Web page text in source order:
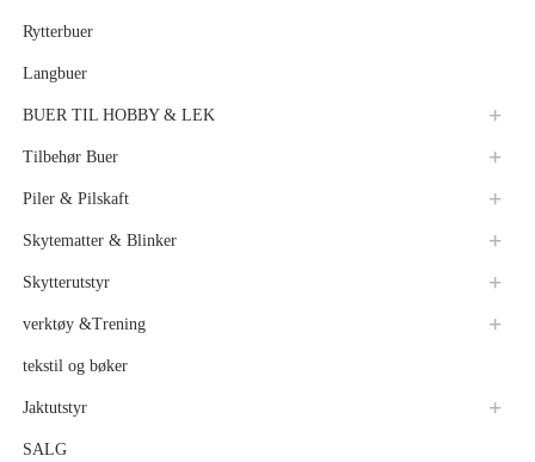
Rytterbuer
Langbuer
BUER TIL HOBBY & LEK
Tilbehør Buer
Piler & Pilskaft
Skytematter & Blinker
Skytterutstyr
verktøy &Trening
tekstil og bøker
Jaktutstyr
SALG